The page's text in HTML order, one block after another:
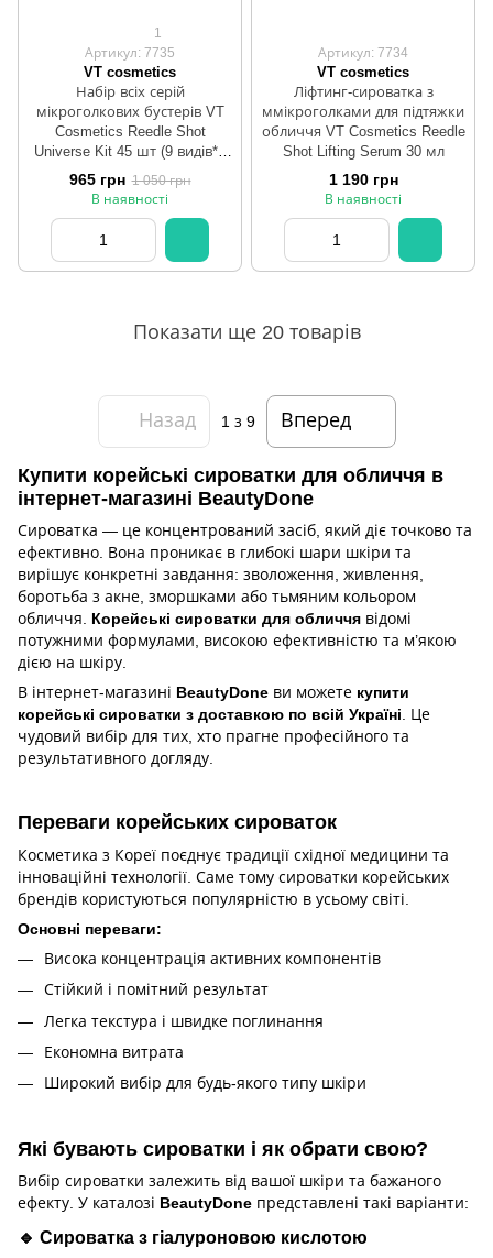
1
Артикул: 7735
VT cosmetics
Набір всіх серій
мікроголкових бустерів VT
Cosmetics Reedle Shot
Universe Kit 45 шт (9 видів*5
965 грн 1 050 грн
В наявності
Артикул: 7734
VT cosmetics
Ліфтинг-сироватка з
ммікроголками для підтяжки
обличчя VT Cosmetics Reedle
Shot Lifting Serum 30 мл
1 190 грн
В наявності
Показати ще 20 товарів
Назад 1 з 9 Вперед
Купити корейські сироватки для обличчя в
інтернет-магазині BeautyDone
Сироватка — це концентрований засіб, який діє точково та
ефективно. Вона проникає в глибокі шари шкіри та
вирішує конкретні завдання: зволоження, живлення,
боротьба з акне, зморшками або тьмяним кольором
обличчя. Корейські сироватки для обличчя відомі
потужними формулами, високою ефективністю та м’якою
дією на шкіру.
В інтернет-магазині BeautyDone ви можете купити
корейські сироватки з доставкою по всій Україні. Це
чудовий вибір для тих, хто прагне професійного та
результативного догляду.
Переваги корейських сироваток
Косметика з Кореї поєднує традиції східної медицини та
інноваційні технології. Саме тому сироватки корейських
брендів користуються популярністю в усьому світі.
Основні переваги:
Висока концентрація активних компонентів
Стійкий і помітний результат
Легка текстура і швидке поглинання
Економна витрата
Широкий вибір для будь-якого типу шкіри
Які бувають сироватки і як обрати свою?
Вибір сироватки залежить від вашої шкіри та бажаного
ефекту. У каталозі BeautyDone представлені такі варіанти:
🔹 Сироватка з гіалуроновою кислотою